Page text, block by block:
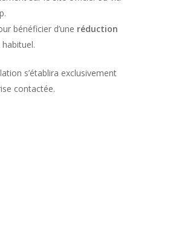
bénéficier d’une réduction
s’établira exclusivement
contactée.